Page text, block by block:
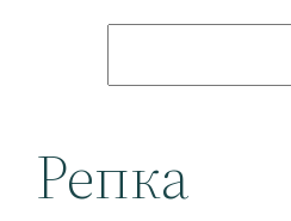
Репка